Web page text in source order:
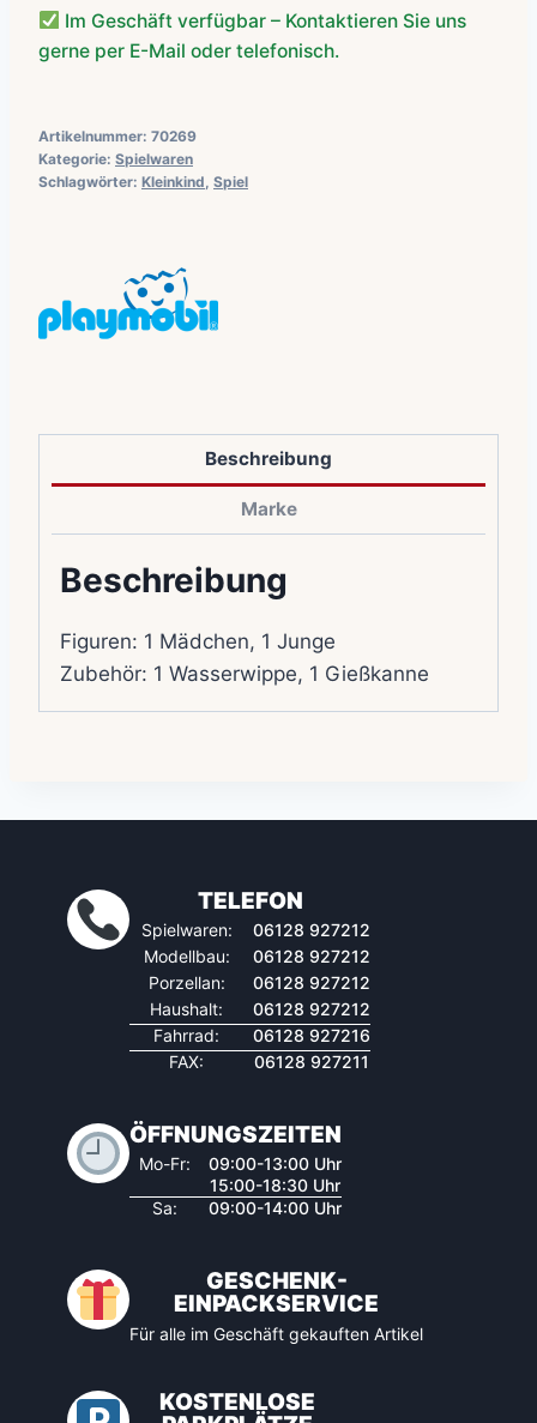
Im Geschäft verfügbar – Kontaktieren Sie uns
gerne per E-Mail oder telefonisch.
Artikelnummer: 70269
Kategorie: Spielwaren
Schlagwörter: Kleinkind, Spiel
Beschreibung
Marke
Beschreibung
Figuren: 1 Mädchen, 1 Junge
Zubehör: 1 Wasserwippe, 1 Gießkanne
TELEFON
Spielwaren:
06128 927212
Modellbau:
06128 927212
Porzellan:
06128 927212
Haushalt:
06128 927212
Fahrrad:
06128 927216
FAX:
06128 927211
ÖFFNUNGSZEITEN
Mo-Fr:
09:00-13:00 Uhr
15:00-18:30 Uhr
Sa:
09:00-14:00 Uhr
GESCHENK-
EINPACKSERVICE
Für alle im Geschäft gekauften Artikel
KOSTENLOSE